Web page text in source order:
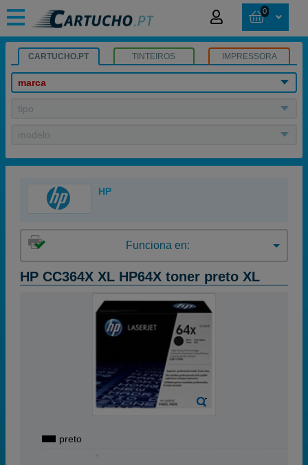
0
CARTUCHO.PT TINTEIROS IMPRESSORA
marca
tipo
modelo
HP
Funciona en:
HP CC364X XL HP64X toner preto XL
preto